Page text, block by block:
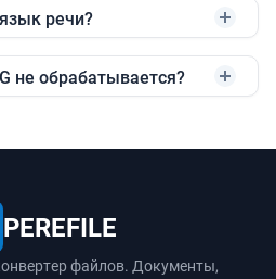
речи?
не обрабатывается?
PEREFILE
файлов. Документы,